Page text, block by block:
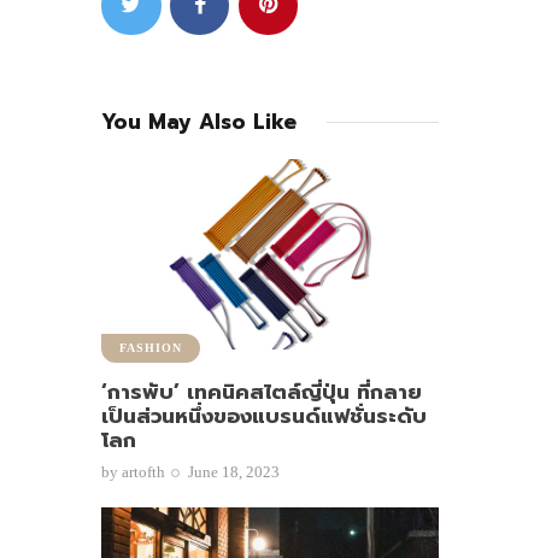
You May Also Like
FASHION
‘การพับ’ เทคนิคสไตล์ญี่ปุ่น ที่กลาย
เป็นส่วนหนึ่งของแบรนด์แฟชั่นระดับ
โลก
by artofth June 18, 2023